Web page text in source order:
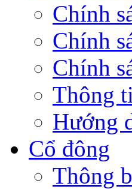
Chính
Chính
Chính
Thông
Hướng
Cổ đông
Thông